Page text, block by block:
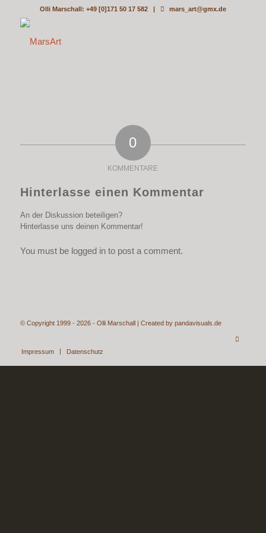
Olli Marschall: +49 [0]171 50 17 582 | mars_art@gmx.de
0
KOMMENTARE
Hinterlasse einen Kommentar
An der Diskussion beteiligen?
Hinterlasse uns deinen Kommentar!
You must be logged in to post a comment.
© Copyright 1999 - 2026 - Olli Marschall | Created by pandavisuals.de
Impressum Datenschutz